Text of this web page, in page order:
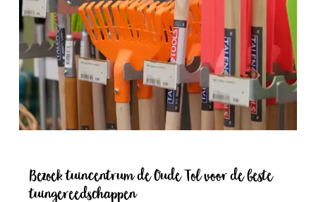
Bezoek tuincentrum de Oude Tol voor de beste
tuingereedschappen